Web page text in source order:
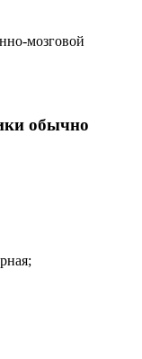
мозговой
обычно